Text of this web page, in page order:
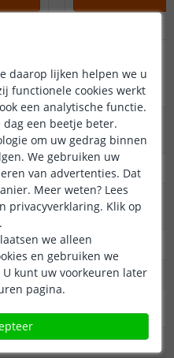
voor buiten)
daarop lijken helpen we u
functionele cookies werkt
een analytische functie.
dag een beetje beter.
om uw gedrag binnen
We gebruiken uw
van advertenties. Dat
Meer weten? Lees
privacyverklaring. Klik op
we alleen
en gebruiken we
kunt uw voorkeuren later
pagina.